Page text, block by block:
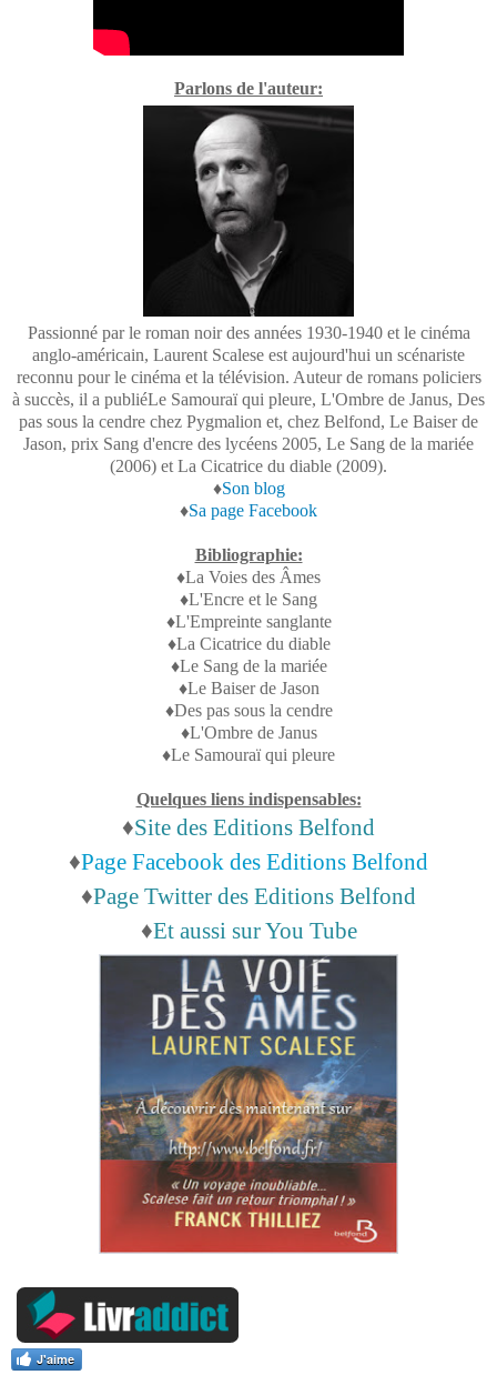
Parlons de l'auteur:
Passionné par le roman noir des années 1930-1940 et le cinéma
anglo-américain, Laurent Scalese est aujourd'hui un scénariste
reconnu pour le cinéma et la télévision. Auteur de romans policiers
à succès, il a publiéLe Samouraï qui pleure, L'Ombre de Janus, Des
pas sous la cendre chez Pygmalion et, chez Belfond, Le Baiser de
Jason, prix Sang d'encre des lycéens 2005, Le Sang de la mariée
(2006) et La Cicatrice du diable (2009).
♦Son blog
♦Sa page Facebook
Bibliographie:
♦La Voies des Âmes
♦L'Encre et le Sang
♦L'Empreinte sanglante
♦La Cicatrice du diable
♦Le Sang de la mariée
♦Le Baiser de Jason
♦Des pas sous la cendre
♦L'Ombre de Janus
♦Le Samouraï qui pleure
Quelques liens indispensables:
♦Site des Editions Belfond
♦Page Facebook des Editions Belfond
♦Page Twitter des Editions Belfond
♦Et aussi sur You Tube
J'aime